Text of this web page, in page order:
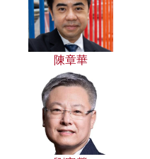
陳章華